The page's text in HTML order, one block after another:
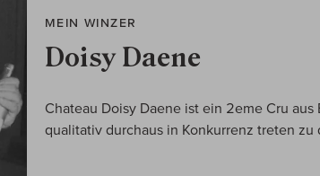
MEIN WINZER
Doisy Daene
Chateau Doisy Daene ist ein 2eme Cru aus
qualitativ durchaus in Konkurrenz treten zu